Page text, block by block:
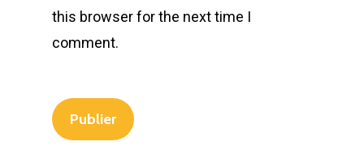
this browser for the next time I
comment.